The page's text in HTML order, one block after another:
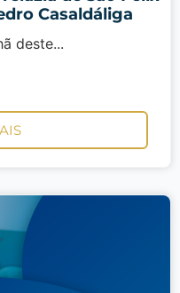
Casaldáliga
deste...